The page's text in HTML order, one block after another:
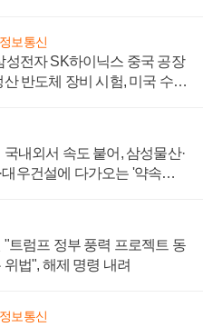
보통신
성전자 SK하이닉스 중국 공장
산 반도체 장비 시험, 미국 수출
국내외서 속도 붙어, 삼성물산·
대우건설에 다가오는 '약속의
"트럼프 정부 풍력 프로젝트 동
위법", 해제 명령 내려
보통신